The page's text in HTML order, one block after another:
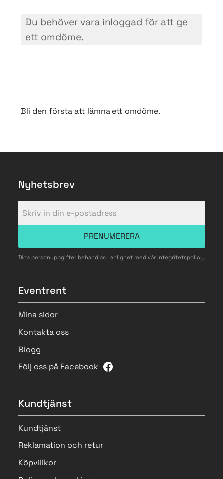
Bli den första att lämna ett omdöme.
Nyhetsbrev
PRENUMERERA
Dina personuppgifter behandlas i enlighet med vår integritetspolicy.
Eventrent
Mina sidor
Kontakta oss
Blogg
Följ oss på Facebook
Kundtjänst
Kundtjänst
Reklamation och retur
Köpvillkor